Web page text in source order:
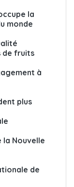
la
monde
de fruits
à
plus
la Nouvelle
de